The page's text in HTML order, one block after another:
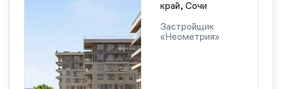
край, Сочи
Застройщик
«Неометрия»